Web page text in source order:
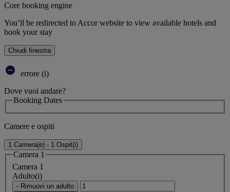
Core booking engine
You’ll be redirected to Accor website to view available hotels and
book your stay
Chiudi finestra
errore (i)
Dove vuoi andare?
Booking Dates
Camere e ospiti
1 Camera(e) - 1 Ospit(i)
Camera 1
Camera 1
Adulto(i)
- Rimuovi un adulto